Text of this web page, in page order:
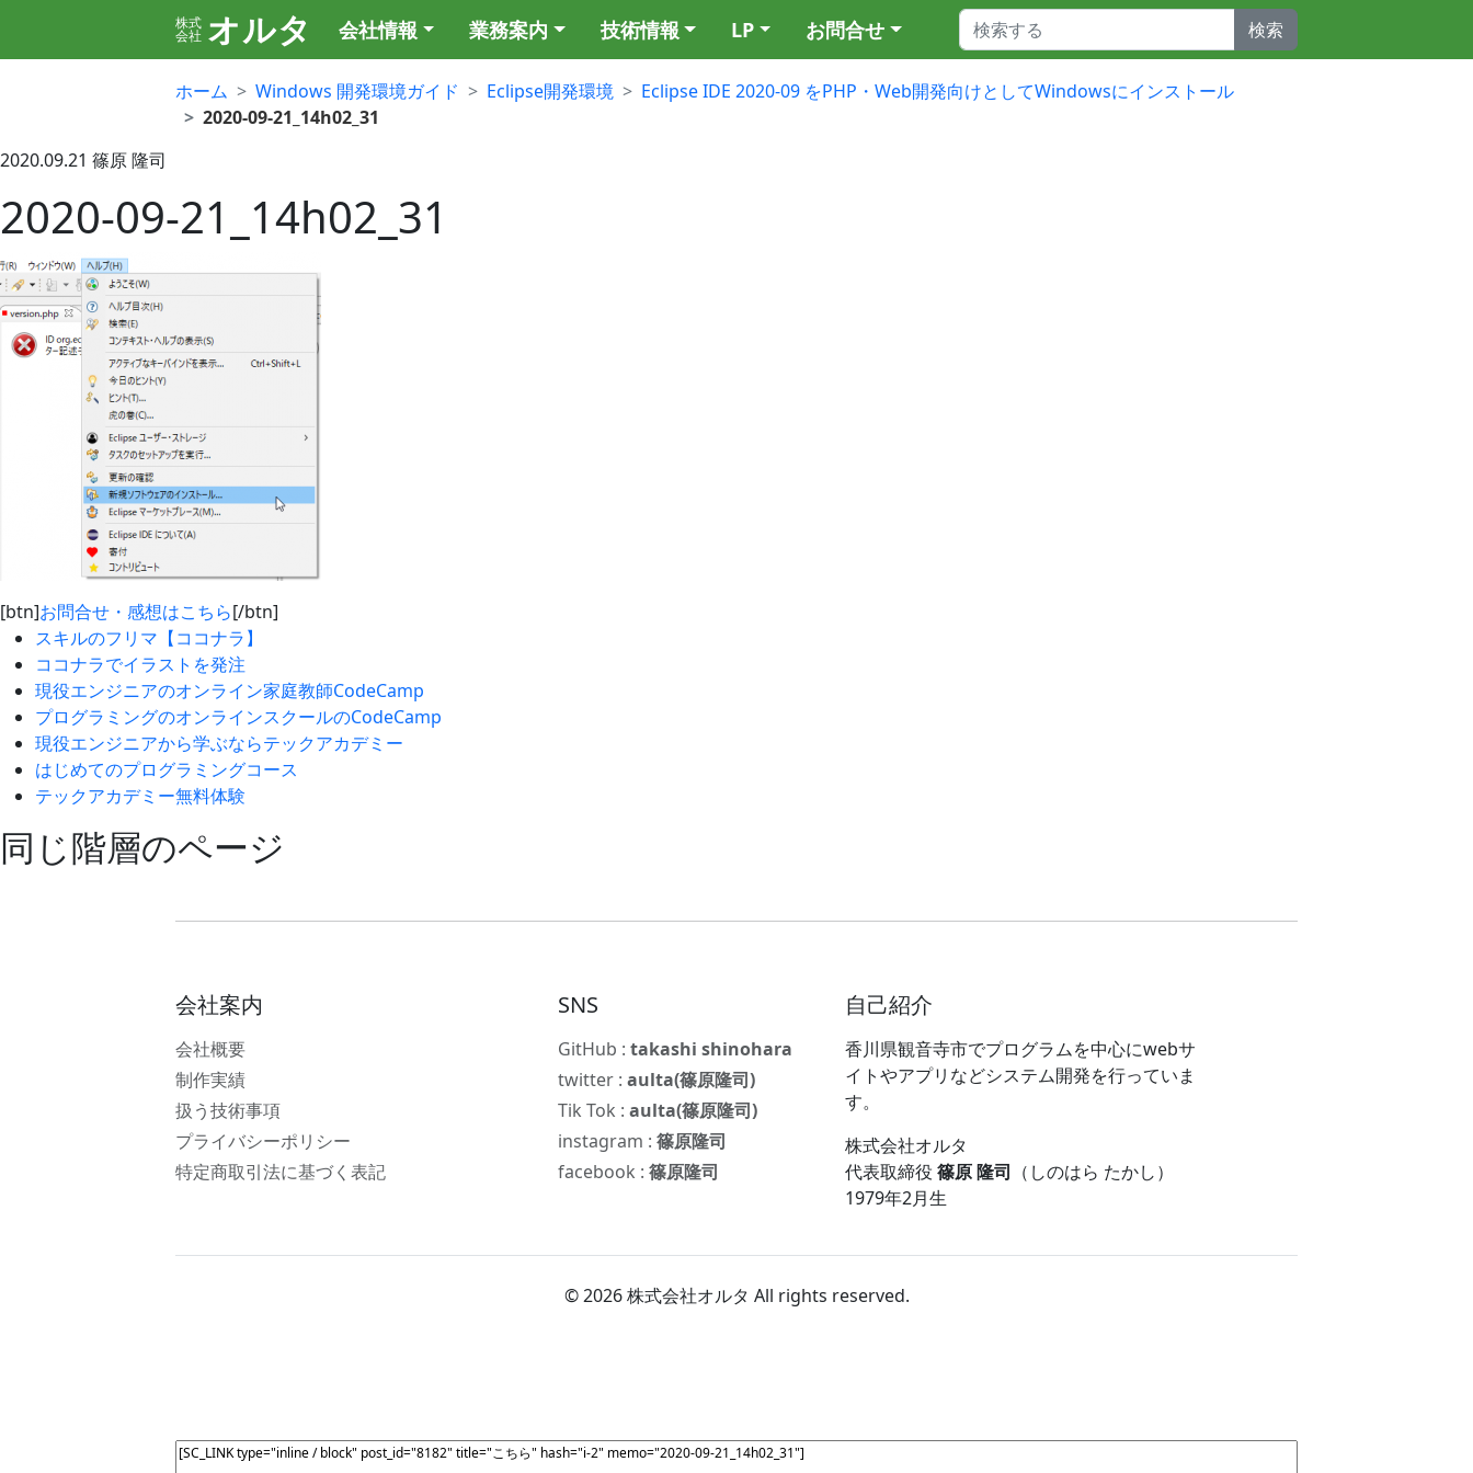
株式
会社 オルタ 会社情報 業務案内 技術情報 LP お問合せ 検索
ホーム Windows 開発環境ガイド Eclipse開発環境
Eclipse IDE 2020-09 をPHP・Web開発向けとしてWindowsにインストール
2020-09-21_14h02_31
2020.09.21 篠原 隆司
2020-09-21_14h02_31
[btn]お問合せ・感想はこちら[/btn]
スキルのフリマ【ココナラ】
ココナラでイラストを発注
現役エンジニアのオンライン家庭教師CodeCamp
プログラミングのオンラインスクールのCodeCamp
現役エンジニアから学ぶならテックアカデミー
はじめてのプログラミングコース
テックアカデミー無料体験
同じ階層のページ
会社案内
会社概要
制作実績
扱う技術事項
プライバシーポリシー
特定商取引法に基づく表記
SNS
GitHub :takashi shinohara
twitter :aulta(篠原隆司)
Tik Tok :aulta(篠原隆司)
instagram :篠原隆司
facebook :篠原隆司
自己紹介
香川県観音寺市でプログラムを中心にwebサ
イトやアプリなどシステム開発を行っていま
す。
株式会社オルタ
代表取締役篠原 隆司 （しのはら たかし）
1979年2月生
© 2026 株式会社オルタ All rights reserved.